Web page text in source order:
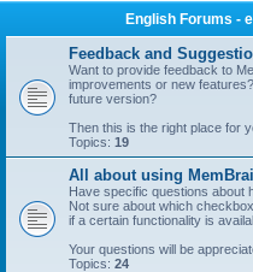
English Forums -
Feedback and
Want to provide feedback to
improvements or new
future version?
Then this is the right place for
Topics: 19
All about using
Have specific questions about
Not sure about which
if a certain functionality is
Your questions will be
Topics: 24